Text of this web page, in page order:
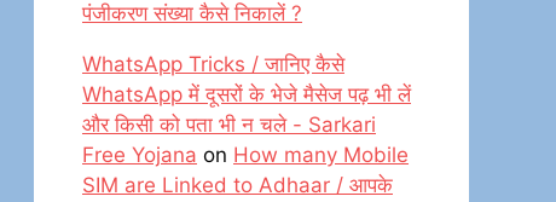
पंजीकरण संख्या कैसे निकालें ?
WhatsApp Tricks / जानिए कैसे
WhatsApp में दूसरों के भेजे मैसेज पढ़ भी लें
और किसी को पता भी न चले - Sarkari
Free Yojana on How many Mobile
SIM are Linked to Adhaar / आपके